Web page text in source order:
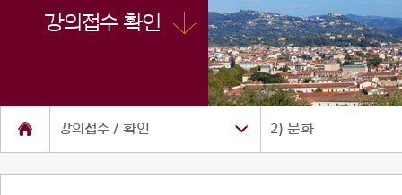
강의접수 확인
강의접수 / 확인 2) 문화